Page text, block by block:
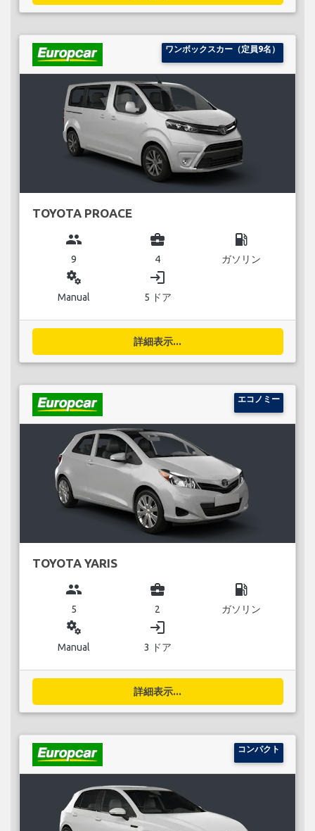
ワンボックスカー（定員9名）
TOYOTA PROACE
group
9
business_center
4
local_gas_station
ガソリン
miscellaneous_services
Manual
login
5 ドア
詳細表示...
エコノミー
TOYOTA YARIS
group
5
business_center
2
local_gas_station
ガソリン
miscellaneous_services
Manual
login
3 ドア
詳細表示...
コンパクト